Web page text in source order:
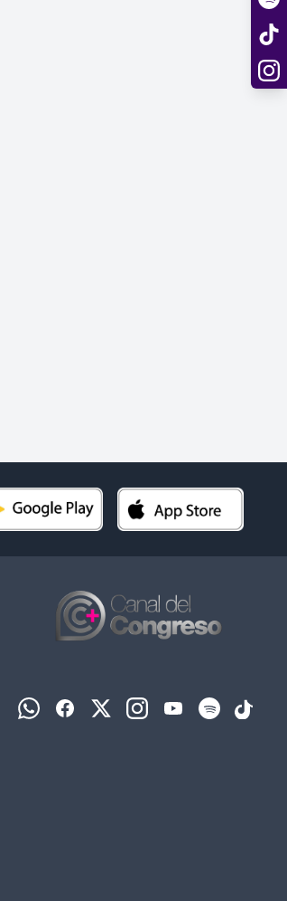
WhatsAppFacebook
X InstagramYouTubeSpotifyTikTok